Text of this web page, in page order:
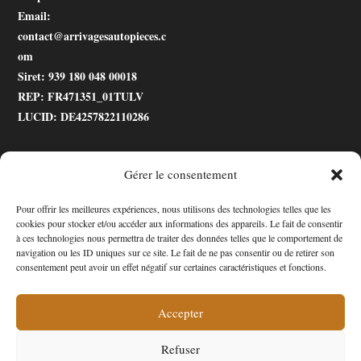
Gérer le consentement
Pour offrir les meilleures expériences, nous utilisons des technologies telles que les
cookies pour stocker et/ou accéder aux informations des appareils. Le fait de consentir
à ces technologies nous permettra de traiter des données telles que le comportement de
navigation ou les ID uniques sur ce site. Le fait de ne pas consentir ou de retirer son
consentement peut avoir un effet négatif sur certaines caractéristiques et fonctions.
Accepter
Refuser
Email:
contact@arrivagesautopieces.c
om
Siret: 939 180 048 00018
REP: FR471351_01TULV
LUCID: DE4257822110286
Accessibilité
Mon Compte
Contact